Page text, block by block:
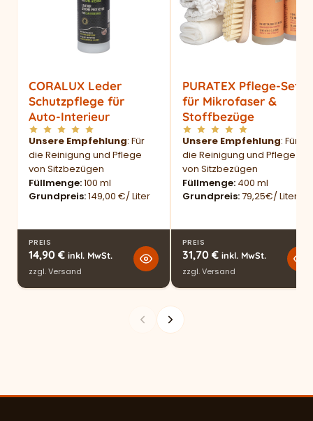
CORALUX Leder
Schutzpflege für
Auto-Interieur
Unsere Empfehlung: Für
die Reinigung und Pflege
von Sitzbezügen
Füllmenge 100 ml
Grundpreis 149,00 €/ Liter
PREIS
14,90 € inkl. MwSt.
zzgl.Versand
PURATEX Pflege-Set
für Mikrofaser &
Stoffbezüge
Unsere Empfehlung: Für
die Reinigung und Pflege
von Sitzbezügen
Füllmenge 400 ml
Grundpreis 79,25€/ Liter
PREIS
31,70 € inkl. MwSt.
zzgl.Versand